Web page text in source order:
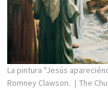
La pintura "Jesús
Romney Clawson.
The